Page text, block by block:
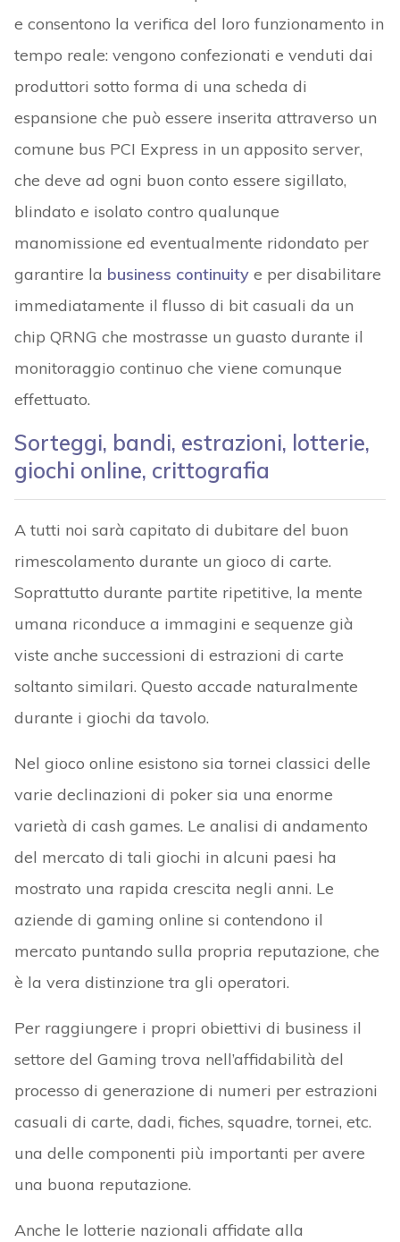
e consentono la verifica del loro funzionamento in
tempo reale: vengono confezionati e venduti dai
produttori sotto forma di una scheda di
espansione che può essere inserita attraverso un
comune bus PCI Express in un apposito server,
che deve ad ogni buon conto essere sigillato,
blindato e isolato contro qualunque
manomissione ed eventualmente ridondato per
garantire la business continuitye per disabilitare
immediatamente il flusso di bit casuali da un
chip QRNG che mostrasse un guasto durante il
monitoraggio continuo che viene comunque
effettuato.
Sorteggi, bandi, estrazioni, lotterie,
giochi online, crittografia
A tutti noi sarà capitato di dubitare del buon
rimescolamento durante un gioco di carte.
Soprattutto durante partite ripetitive, la mente
umana riconduce a immagini e sequenze già
viste anche successioni di estrazioni di carte
soltanto similari. Questo accade naturalmente
durante i giochi da tavolo.
Nel gioco online esistono sia tornei classici delle
varie declinazioni di poker sia una enorme
varietà di cash games. Le analisi di andamento
del mercato di tali giochi in alcuni paesi ha
mostrato una rapida crescita negli anni. Le
aziende di gaming online si contendono il
mercato puntando sulla propria reputazione, che
è la vera distinzione tra gli operatori.
Per raggiungere i propri obiettivi di business il
settore del Gaming trova nell’affidabilità del
processo di generazione di numeri per estrazioni
casuali di carte, dadi, fiches, squadre, tornei, etc.
una delle componenti più importanti per avere
una buona reputazione.
Anche le lotterie nazionali affidate alla